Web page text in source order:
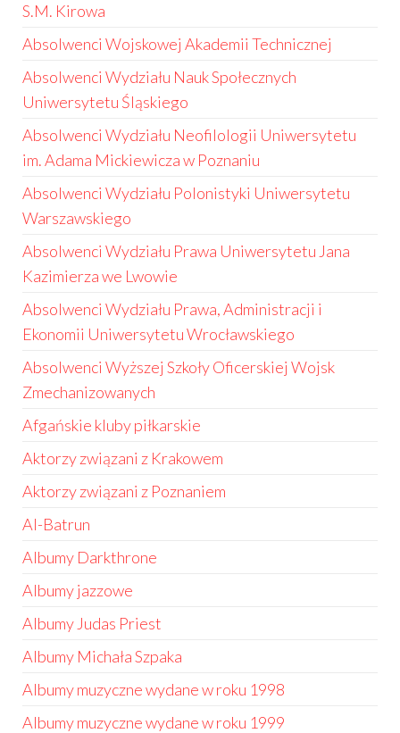
S.M. Kirowa
Absolwenci Wojskowej Akademii Technicznej
Absolwenci Wydziału Nauk Społecznych
Uniwersytetu Śląskiego
Absolwenci Wydziału Neofilologii Uniwersytetu
im. Adama Mickiewicza w Poznaniu
Absolwenci Wydziału Polonistyki Uniwersytetu
Warszawskiego
Absolwenci Wydziału Prawa Uniwersytetu Jana
Kazimierza we Lwowie
Absolwenci Wydziału Prawa, Administracji i
Ekonomii Uniwersytetu Wrocławskiego
Absolwenci Wyższej Szkoły Oficerskiej Wojsk
Zmechanizowanych
Afgańskie kluby piłkarskie
Aktorzy związani z Krakowem
Aktorzy związani z Poznaniem
Al-Batrun
Albumy Darkthrone
Albumy jazzowe
Albumy Judas Priest
Albumy Michała Szpaka
Albumy muzyczne wydane w roku 1998
Albumy muzyczne wydane w roku 1999